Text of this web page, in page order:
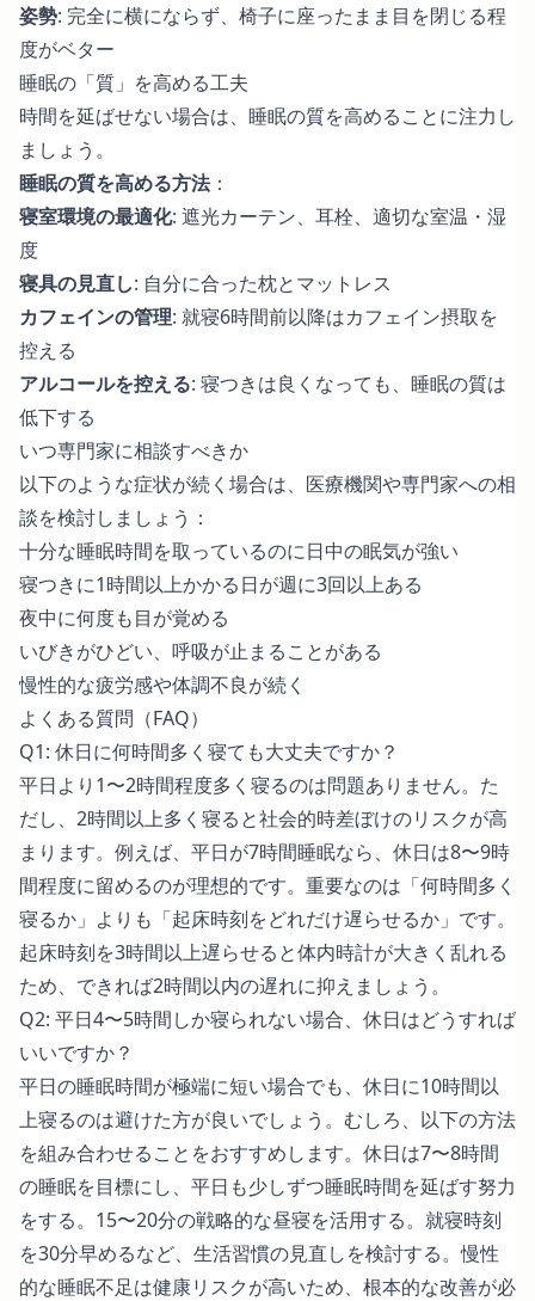
姿勢: 完全に横にならず、椅子に座ったまま目を閉じる程
度がベター
睡眠の「質」を高める工夫
時間を延ばせない場合は、睡眠の質を高めることに注力し
ましょう。
睡眠の質を高める方法：
寝室環境の最適化: 遮光カーテン、耳栓、適切な室温・湿
度
寝具の見直し: 自分に合った枕とマットレス
カフェインの管理: 就寝6時間前以降はカフェイン摂取を
控える
アルコールを控える: 寝つきは良くなっても、睡眠の質は
低下する
いつ専門家に相談すべきか
以下のような症状が続く場合は、医療機関や専門家への相
談を検討しましょう：
十分な睡眠時間を取っているのに日中の眠気が強い
寝つきに1時間以上かかる日が週に3回以上ある
夜中に何度も目が覚める
いびきがひどい、呼吸が止まることがある
慢性的な疲労感や体調不良が続く
よくある質問（FAQ）
Q1: 休日に何時間多く寝ても大丈夫ですか？
平日より1〜2時間程度多く寝るのは問題ありません。た
だし、2時間以上多く寝ると社会的時差ぼけのリスクが高
まります。例えば、平日が7時間睡眠なら、休日は8〜9時
間程度に留めるのが理想的です。重要なのは「何時間多く
寝るか」よりも「起床時刻をどれだけ遅らせるか」です。
起床時刻を3時間以上遅らせると体内時計が大きく乱れる
ため、できれば2時間以内の遅れに抑えましょう。
Q2: 平日4〜5時間しか寝られない場合、休日はどうすれば
いいですか？
平日の睡眠時間が極端に短い場合でも、休日に10時間以
上寝るのは避けた方が良いでしょう。むしろ、以下の方法
を組み合わせることをおすすめします。休日は7〜8時間
の睡眠を目標にし、平日も少しずつ睡眠時間を延ばす努力
をする。15〜20分の戦略的な昼寝を活用する。就寝時刻
を30分早めるなど、生活習慣の見直しを検討する。慢性
的な睡眠不足は健康リスクが高いため、根本的な改善が必